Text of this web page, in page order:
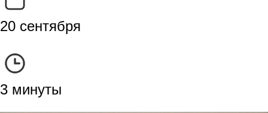
20 сентября
3 минуты